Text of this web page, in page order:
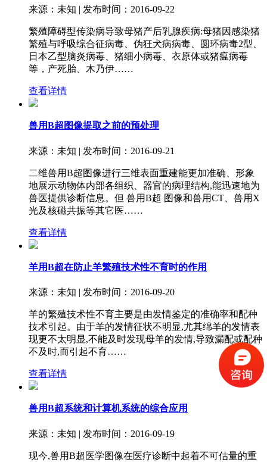
来源：未知 | 发布时间：2016-09-22
繁殖障碍型传染病导致母猪产后乳腺疾病:母猪因感染猪
繁殖与呼吸综合征病毒、伪狂犬病病毒、圆环病毒2型、
日本乙型脑炎病毒、猪细小病毒、衣原体或猪瘟病毒
等，产死胎、木乃伊……
查看详情
兽用B超图像提取之前的预处理
来源：未知 | 发布时间：2016-09-21
二维兽用B超图像进行三维表面重建能更加准确、形象
地展示动物体内部各组织、器官的病理结构,能迅速地为
兽医提供诊断信息。但 兽用B超 图像和兽用CT、兽用X
光及核磁共振等其它医……
查看详情
羊用B超在防止羊繁殖技术性不育时的作用
来源：未知 | 发布时间：2016-09-20
羊的繁殖技术性不育主要是由发情鉴定的准确率和配种
技术引起。由于羊的发情征状不明显,尤其绵羊的发情表
现更不太明显,不能及时发现母羊的发情,导致漏配或配种
不及时,而引起不育……
查看详情
兽用B超系统和计算机系统的综合应用
来源：未知 | 发布时间：2016-09-19
现今,兽用B超医学图像在医疗诊断中起着不可估量的重